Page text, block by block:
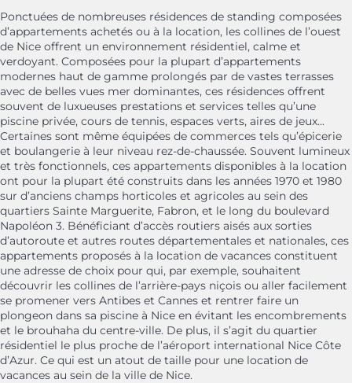
Ponctuées de nombreuses résidences de standing composées
d’appartements achetés ou à la location, les collines de l’ouest
de Nice offrent un environnement résidentiel, calme et
verdoyant. Composées pour la plupart d’appartements
modernes haut de gamme prolongés par de vastes terrasses
avec de belles vues mer dominantes, ces résidences offrent
souvent de luxueuses prestations et services telles qu’une
piscine privée, cours de tennis, espaces verts, aires de jeux...
Certaines sont même équipées de commerces tels qu’épicerie
et boulangerie à leur niveau rez-de-chaussée. Souvent lumineux
et très fonctionnels, ces appartements disponibles à la location
ont pour la plupart été construits dans les années 1970 et 1980
sur d’anciens champs horticoles et agricoles au sein des
quartiers Sainte Marguerite, Fabron, et le long du boulevard
Napoléon 3. Bénéficiant d’accès routiers aisés aux sorties
d’autoroute et autres routes départementales et nationales, ces
appartements proposés à la location de vacances constituent
une adresse de choix pour qui, par exemple, souhaitent
découvrir les collines de l’arrière-pays niçois ou aller facilement
se promener vers Antibes et Cannes et rentrer faire un
plongeon dans sa piscine à Nice en évitant les encombrements
et le brouhaha du centre-ville. De plus, il s’agit du quartier
résidentiel le plus proche de l’aéroport international Nice Côte
d’Azur. Ce qui est un atout de taille pour une location de
vacances au sein de la ville de Nice.